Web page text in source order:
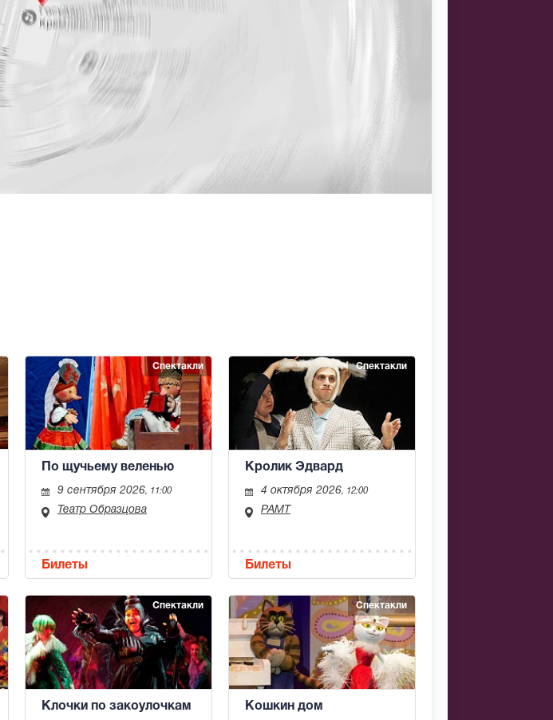
Спектакли
По щучьему веленью
9 сентября 2026, 11:00
Театр Образцова
Билеты
Спектакли
Кролик Эдвард
4 октября 2026, 12:00
РАМТ
Билеты
Спектакли
Клочки по закоулочкам
Спектакли
Кошкин дом